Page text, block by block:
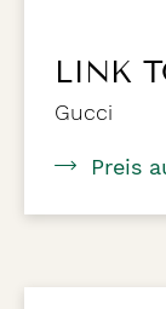
LINK
Gucci
Preis